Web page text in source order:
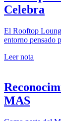
Celebra
El Rooftop
entorno pensado
Leer nota
MAS